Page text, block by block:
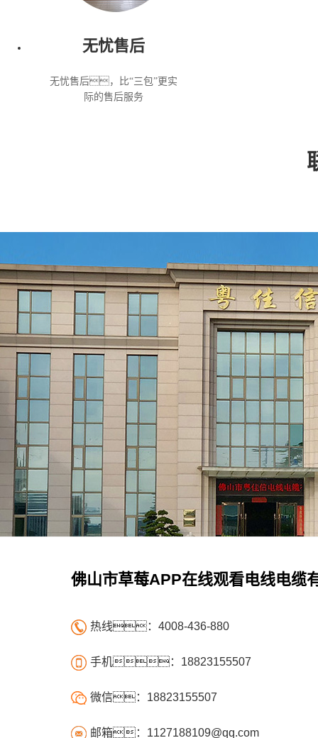
无忧售后
无忧售后，比“三包”更实
际的售后服务
佛山市草莓APP在线观看电线电缆
热线：4008-436-880
手机：18823155507
微信：18823155507
邮箱：1127188109@qq.com